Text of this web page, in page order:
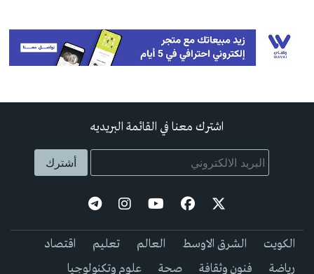
اشترك معنا في القائمة البريديه
الكويت الشرق الاوسط العالم تعليم
اقتصاد
رياضة
فنون وثقافة صحة علوم وتكنولوجيا